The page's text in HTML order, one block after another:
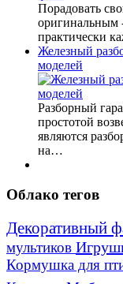
Порадовать
оригинальным -
практически
Железный
моделей
Разборный
простотой
являются
на…
Облако тегов
Декоративный
мультиков
Кормушка для